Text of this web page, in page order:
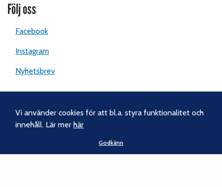
Följ oss
Facebook
Instagram
Nyhetsbrev
Svenska Klätterförbundet
Vi använder cookies för att bl.a. styra funktionalitet och
innehåll. Lär merhär
Godkänn